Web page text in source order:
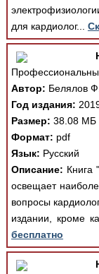
для кардиолог...
Автор: Белялов
Год издания:
Размер: 38.08 МБ
Формат: pdf
Язык: Русский
Описание: Книга
освещает
вопросы
издании, кроме
бесплатно